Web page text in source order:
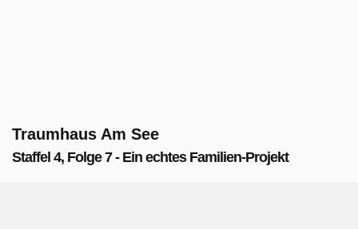
Traumhaus Am See
Staffel 4, Folge 7 - Ein echtes Familien-Projekt